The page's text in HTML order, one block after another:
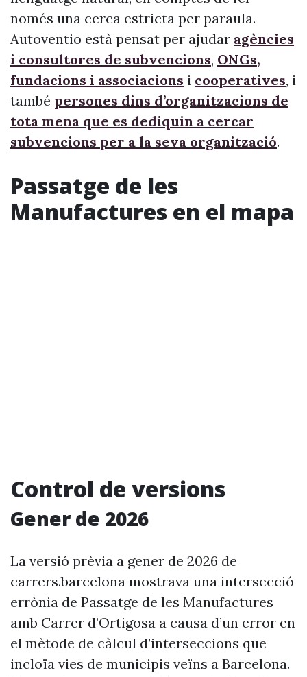
només una cerca estricta per paraula.
Autoventio està pensat per ajudar agències
i consultores de subvencions, ONGs,
fundacions i associacions i cooperatives, i
també persones dins d’organitzacions de
tota mena que es dediquin a cercar
subvencions per a la seva organització.
Passatge de les
Manufactures en el mapa
Control de versions
Gener de 2026
La versió prèvia a gener de 2026 de
carrers.barcelona mostrava una intersecció
errònia de Passatge de les Manufactures
amb Carrer d’Ortigosa a causa d’un error en
el mètode de càlcul d’interseccions que
incloïa vies de municipis veïns a Barcelona.